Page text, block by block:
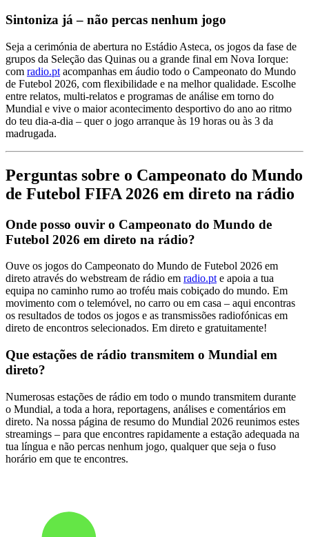
Sintoniza já – não percas nenhum jogo
Seja a cerimónia de abertura no Estádio Asteca, os jogos da fase de
grupos da Seleção das Quinas ou a grande final em Nova Iorque:
com radio.pt acompanhas em áudio todo o Campeonato do Mundo
de Futebol 2026, com flexibilidade e na melhor qualidade. Escolhe
entre relatos, multi-relatos e programas de análise em torno do
Mundial e vive o maior acontecimento desportivo do ano ao ritmo
do teu dia-a-dia – quer o jogo arranque às 19 horas ou às 3 da
madrugada.
Perguntas sobre o Campeonato do Mundo
de Futebol FIFA 2026 em direto na rádio
Onde posso ouvir o Campeonato do Mundo de
Futebol 2026 em direto na rádio?
Ouve os jogos do Campeonato do Mundo de Futebol 2026 em
direto através do webstream de rádio em radio.pte apoia a tua
equipa no caminho rumo ao troféu mais cobiçado do mundo. Em
movimento com o telemóvel, no carro ou em casa – aqui encontras
os resultados de todos os jogos e as transmissões radiofónicas em
direto de encontros selecionados. Em direto e gratuitamente!
Que estações de rádio transmitem o Mundial em
direto?
Numerosas estações de rádio em todo o mundo transmitem durante
o Mundial, a toda a hora, reportagens, análises e comentários em
direto. Na nossa página de resumo do Mundial 2026 reunimos estes
streamings – para que encontres rapidamente a estação adequada na
tua língua e não percas nenhum jogo, qualquer que seja o fuso
horário em que te encontres.